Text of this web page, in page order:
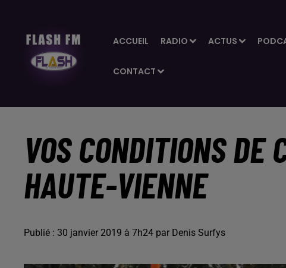
ACCUEIL RADIO ACTUS
CONTACT
VOS CONDITIONS DE
HAUTE-VIENNE
Publié : 30 janvier 2019 à 7h24 par Denis Surfys